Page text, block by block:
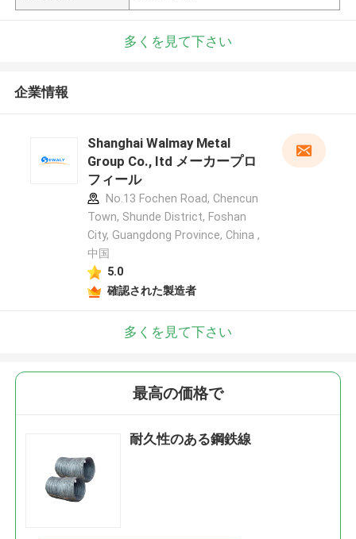
多くを見て下さい
企業情報
Shanghai Walmay Metal
Group Co., Itd メーカープロ
フィール
No.13 Fochen Road, Chencun
Town, Shunde District, Foshan
City, Guangdong Province, China ,
中国
5.0
確認された製造者
多くを見て下さい
最高の価格で
耐久性のある鋼鉄線